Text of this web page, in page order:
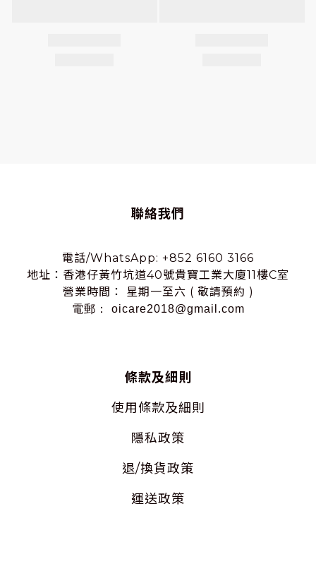
聯絡我們
電話/WhatsApp: +852 6160 3166
地址：香港仔黃竹坑道40號貴寶工業大廈11樓C室
營業時間： 星期一至六 ( 敬請預約 )
電郵： oicare2018@gmail.com
條款及細則
使用條款及細則
隱私政策
退/換貨政策
運送政策